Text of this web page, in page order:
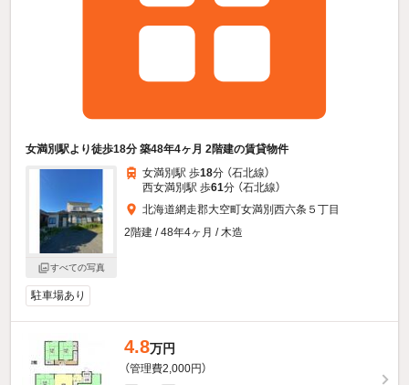
女満別駅より徒歩18分 築48年4ヶ月 2階建の賃貸物件
すべての写真
女満別駅 歩18分 （石北線）
西女満別駅 歩61分 （石北線）
北海道網走郡大空町女満別西六条５丁目
2階建 / 48年4ヶ月 / 木造
駐車場あり
4.8万円
（管理費2,000円）